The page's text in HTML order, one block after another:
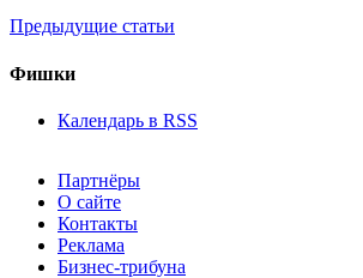
Предыдущие статьи
Фишки
Календарь в RSS
Партнёры
О сайте
Контакты
Реклама
Бизнес-трибуна